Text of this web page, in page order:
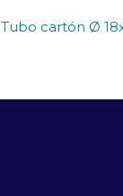
Tubo cartón Ø